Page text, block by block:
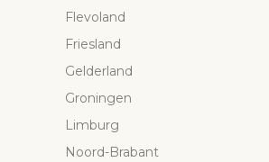
Flevoland
Friesland
Gelderland
Groningen
Limburg
Noord-Brabant